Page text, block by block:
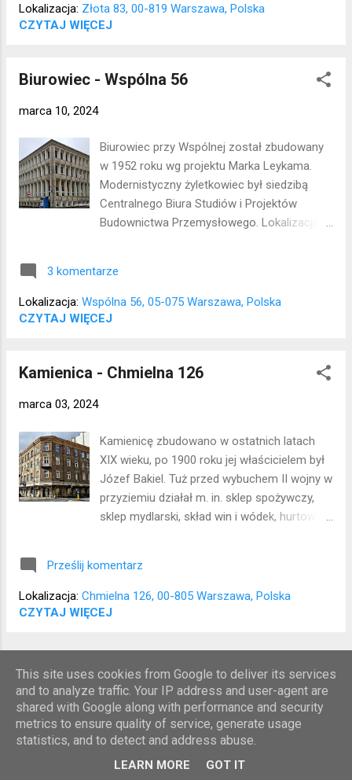
Lokalizacja: Złota 83, 00-819 Warszawa, Polska
CZYTAJ WIĘCEJ
Biurowiec - Wspólna 56
marca 10, 2024
Biurowiec przy Wspólnej został zbudowany
w 1952 roku wg projektu Marka Leykama.
Modernistyczny żyletkowiec był siedzibą
Centralnego Biura Studiów i Projektów
Budownictwa Przemysłowego. Lokalizacja:
3 komentarze
Lokalizacja: Wspólna 56, 05-075 Warszawa, Polska
CZYTAJ WIĘCEJ
Kamienica - Chmielna 126
marca 03, 2024
Kamienicę zbudowano w ostatnich latach
XIX wieku, po 1900 roku jej właścicielem był
Józef Bakiel. Tuż przed wybuchem II wojny w
przyziemiu działał m. in. sklep spożywczy,
sklep mydlarski, skład win i wódek, hurtownia
Państwa, a w latach 60. XX wieku skuto
detale elewacji. W 2020 roku kamienica
została wpisana do rejestru zabytków.
Prześlij komentarz
Lokalizacja: Chmielna 126, 00-805 Warszawa, Polska
CZYTAJ WIĘCEJ
Obsługiwane przez usługę Blogger
This site uses cookies from Google to deliver its services
and to analyze traffic. Your IP address and user-agent are
shared with Google along with performance and security
metrics to ensure quality of service, generate usage
statistics, and to detect and address abuse.
LEARN MORE GOT IT